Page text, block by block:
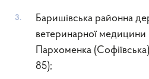
Баришівська районна
ветеринарної медицини
Пархоменка
85);